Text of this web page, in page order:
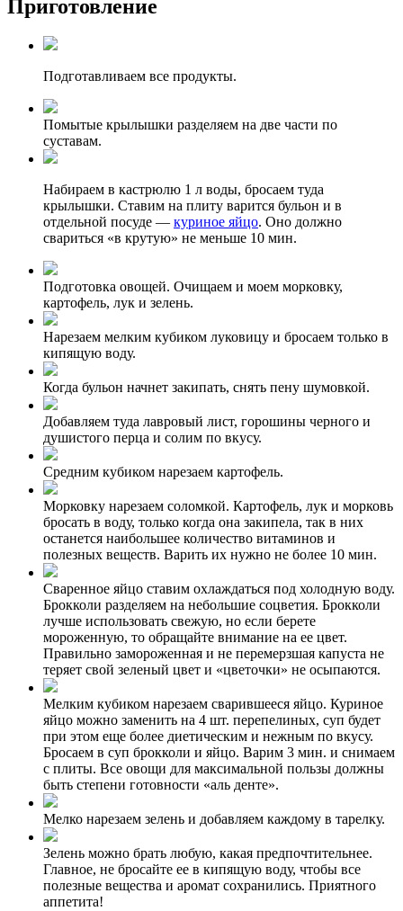
Приготовление
Подготавливаем все продукты.
Помытые крылышки разделяем на две части по
суставам.
Набираем в кастрюлю 1 л воды, бросаем туда
крылышки. Ставим на плиту варится бульон и в
отдельной посуде — куриное яйцо. Оно должно
свариться «в крутую» не меньше 10 мин.
Подготовка овощей. Очищаем и моем морковку,
картофель, лук и зелень.
Нарезаем мелким кубиком луковицу и бросаем только в
кипящую воду.
Когда бульон начнет закипать, снять пену шумовкой.
Добавляем туда лавровый лист, горошины черного и
душистого перца и солим по вкусу.
Средним кубиком нарезаем картофель.
Морковку нарезаем соломкой. Картофель, лук и морковь
бросать в воду, только когда она закипела, так в них
останется наибольшее количество витаминов и
полезных веществ. Варить их нужно не более 10 мин.
Сваренное яйцо ставим охлаждаться под холодную воду.
Брокколи разделяем на небольшие соцветия. Брокколи
лучше использовать свежую, но если берете
мороженную, то обращайте внимание на ее цвет.
Правильно замороженная и не перемерзшая капуста не
теряет свой зеленый цвет и «цветочки» не осыпаются.
Мелким кубиком нарезаем сварившееся яйцо. Куриное
яйцо можно заменить на 4 шт. перепелиных, суп будет
при этом еще более диетическим и нежным по вкусу.
Бросаем в суп брокколи и яйцо. Варим 3 мин. и снимаем
с плиты. Все овощи для максимальной пользы должны
быть степени готовности «аль денте».
Мелко нарезаем зелень и добавляем каждому в тарелку.
Зелень можно брать любую, какая предпочтительнее.
Главное, не бросайте ее в кипящую воду, чтобы все
полезные вещества и аромат сохранились. Приятного
аппетита!